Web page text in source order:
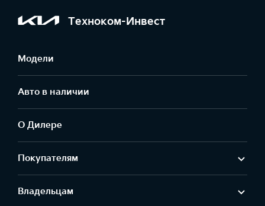
Техноком-Инвест
Модели
Авто в наличии
О Дилере
Покупателям
Владельцам